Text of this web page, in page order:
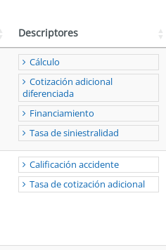
Descriptores
Cálculo
Cotización adicional
diferenciada
Financiamiento
Tasa de siniestralidad
Calificación accidente
Tasa de cotización adicional